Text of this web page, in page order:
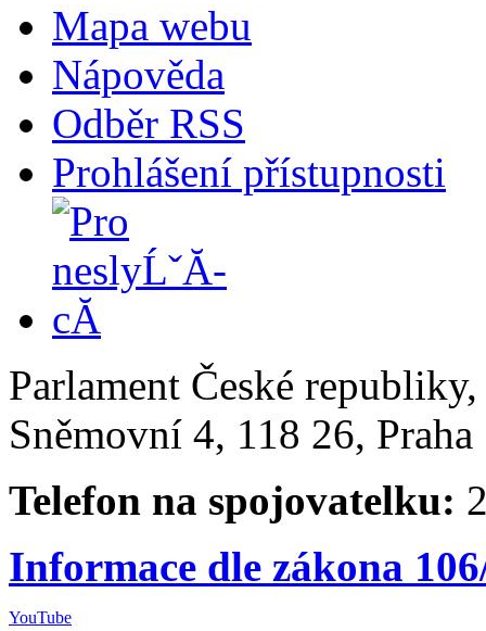
Mapa webu
Nápověda
Odběr RSS
Prohlášení přístupnosti
Parlament České
Sněmovní 4, 118 26,
Telefon na spojovatelku:
Informace dle zákona
YouTube